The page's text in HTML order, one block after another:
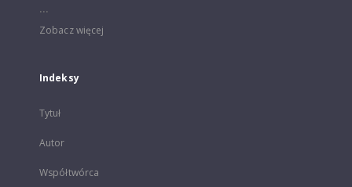
...
Zobacz więcej
Indeksy
Tytuł
Autor
Współtwórca